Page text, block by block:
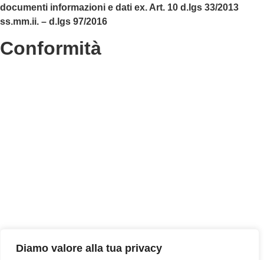
Diamo valore alla tua privacy
documenti informazioni e dati ex. Art. 10 d.lgs 33/2013
ss.mm.ii. – d.lgs 97/2016
Conformità